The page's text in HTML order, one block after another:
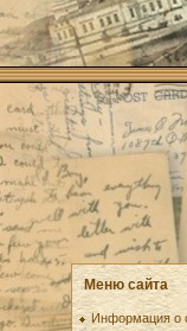
Меню сайта
Информация о